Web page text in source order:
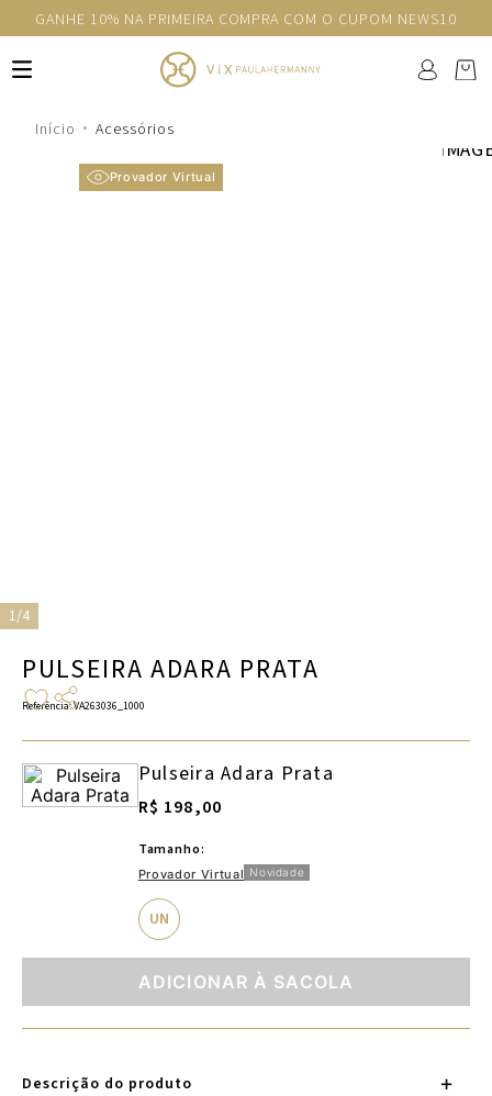
GANHE 10% NA PRIMEIRA COMPRA COM O CUPOM NEWS10
Acessórios
Provador Virtual
1/4
PULSEIRA ADARA PRATA
Referência:VA263036_1000
Pulseira Adara Prata
R$ 198,00
Tamanho:
Provador Virtual Novidade
UN
ADICIONAR À SACOLA
Descrição do produto